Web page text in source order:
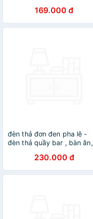
ngủ, ban công hiện đại
169.000 đ
đèn thả đơn đen pha lê -
đèn thả quầy bar , bàn ăn,
KÈM BÓNG LED
230.000 đ